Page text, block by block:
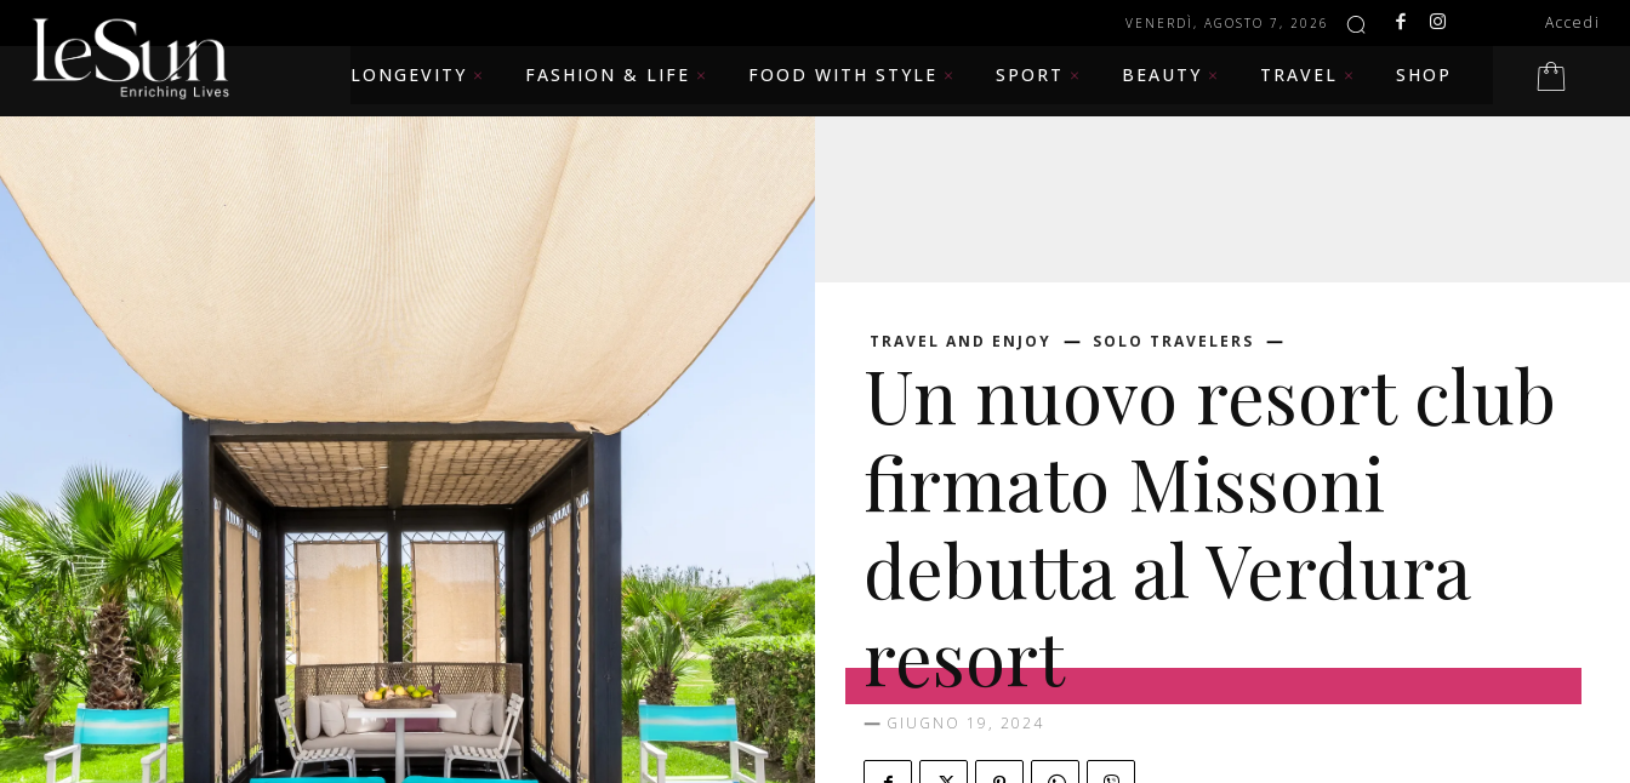
VENERDÌ, AGOSTO 7, 2026 Accedi
LONGEVITY FASHION & LIFE FOOD WITH STYLE SPORT BEAUTY TRAVEL SHOP
TRAVEL AND ENJOY SOLO TRAVELERS
Un nuovo resort club
firmato Missoni
debutta al Verdura
resort
GIUGNO 19, 2024